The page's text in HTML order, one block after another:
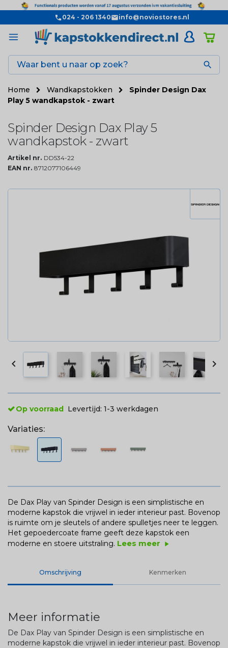
024 - 206 1340 info@noviostores.nl

Home Wandkapstokken
Spinder Design Dax
Play 5 wandkapstok - zwart
Spinder Design Dax Play 5
wandkapstok - zwart
Artikel nr. DD534-22
EAN nr. 8712077106449
 
Op voorraad Levertijd: 1-3 werkdagen
Variaties:
De Dax Play van Spinder Design is een simplistische en
moderne kapstok die vrijwel in ieder interieur past. Bovenop
is ruimte om je sleutels of andere spulletjes neer te leggen.
Het gepoedercoate frame geeft deze kapstok een
moderne en stoere uitstraling. Lees meer play_arrow
Omschrijving Kenmerken
Meer informatie
De Dax Play van Spinder Design is een simplistische en
moderne kapstok die vrijwel in ieder interieur past. Bovenop